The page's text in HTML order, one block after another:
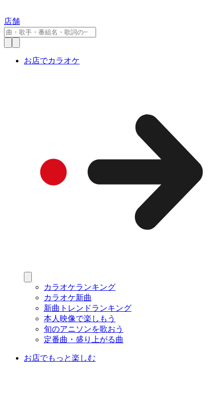
店舗
お店でカラオケ
カラオケランキング
カラオケ新曲
新曲トレンドランキング
本人映像で楽しもう
旬のアニソンを歌おう
定番曲・盛り上がる曲
お店でもっと楽しむ